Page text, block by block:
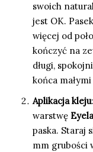
swoich
jest OK.
więcej od
kończyć na
długi,
końca
Aplikacja kleju
warstwę
paska. Staraj
mm grubości